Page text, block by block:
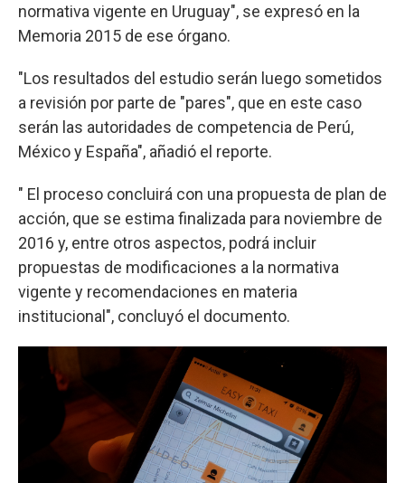
normativa vigente en Uruguay", se expresó en la
Memoria 2015 de ese órgano.
"Los resultados del estudio serán luego sometidos
a revisión por parte de "pares", que en este caso
serán las autoridades de competencia de Perú,
México y España", añadió el reporte.
" El proceso concluirá con una propuesta de plan de
acción, que se estima finalizada para noviembre de
2016 y, entre otros aspectos, podrá incluir
propuestas de modificaciones a la normativa
vigente y recomendaciones en materia
institucional", concluyó el documento.